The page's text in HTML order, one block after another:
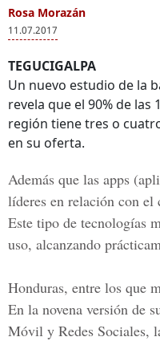
Rosa Morazán
11.07.2017
TEGUCIGALPA
Un nuevo estudio de la
revela que el 90% de
región tiene tres o
en su oferta.
Además que las apps
líderes en relación con el
Este tipo de tecnologías
uso, alcanzando
Honduras, entre los que
En la novena versión de
Móvil y Redes Sociales,